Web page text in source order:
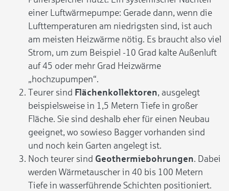
einer Luftwärmepumpe: Gerade dann, wenn die
Lufttemperaturen am niedrigsten sind, ist auch
am meisten Heizwärme nötig. Es braucht also viel
Strom, um zum Beispiel -10 Grad kalte Außenluft
auf 45 oder mehr Grad Heizwärme
„hochzupumpen“.
Teurer sind Flächenkollektoren, ausgelegt
beispielsweise in 1,5 Metern Tiefe in großer
Fläche. Sie sind deshalb eher für einen Neubau
geeignet, wo sowieso Bagger vorhanden sind
und noch kein Garten angelegt ist.
Noch teurer sind Geothermiebohrungen. Dabei
werden Wärmetauscher in 40 bis 100 Metern
Tiefe in wasserführende Schichten positioniert.